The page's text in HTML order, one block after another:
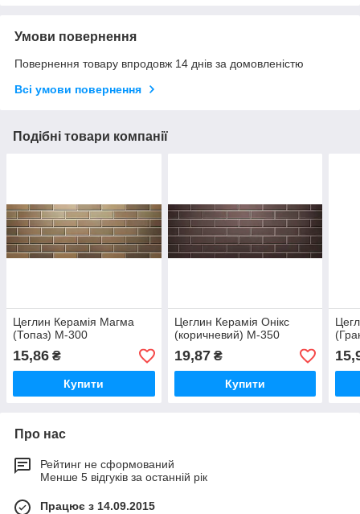
Умови повернення
Повернення товару впродовж 14 днів за домовленістю
Всі умови повернення
Подібні товари компанії
Цеглин Керамія Магма
(Топаз) М-300
15,86 ₴
Купити
Цеглин Керамія Онікс
(коричневий) М-350
19,87₴
Купити
Про нас
Рейтинг не сформований
Менше 5 відгуків за останній рік
Працює з 14.09.2015